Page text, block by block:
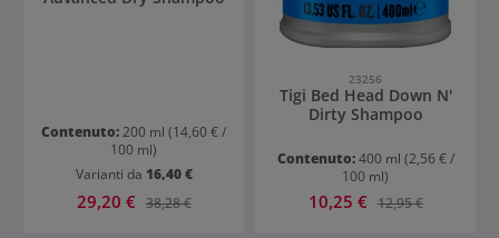
Contenuto:200 ml (14,60 € /
100 ml)
Varianti da 16,40 €
Prezzo di vendita:
29,20 € Prezzo normale:
38,28 €
23256
Tigi Bed Head Down N'
Dirty Shampoo
Contenuto:400 ml (2,56 € /
100 ml)
Prezzo di vendita:
10,25 € Prezzo normale:
12,95 €